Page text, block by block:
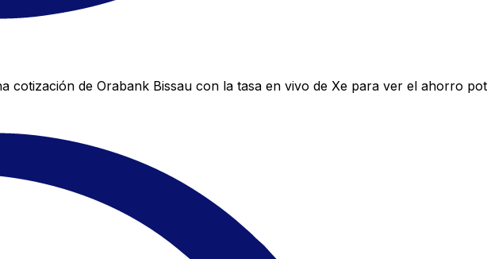
de Orabank Bissau con la tasa en vivo de Xe para ver el ahorro